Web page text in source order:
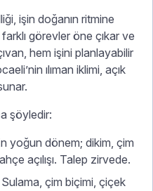
işin doğanın ritmine
görevler öne çıkar ve
hem işini planlayabilir
ılıman iklimi, açık
şöyledir:
yoğun dönem; dikim, çim
açılışı. Talep zirvede.
Sulama, çim biçimi, çiçek